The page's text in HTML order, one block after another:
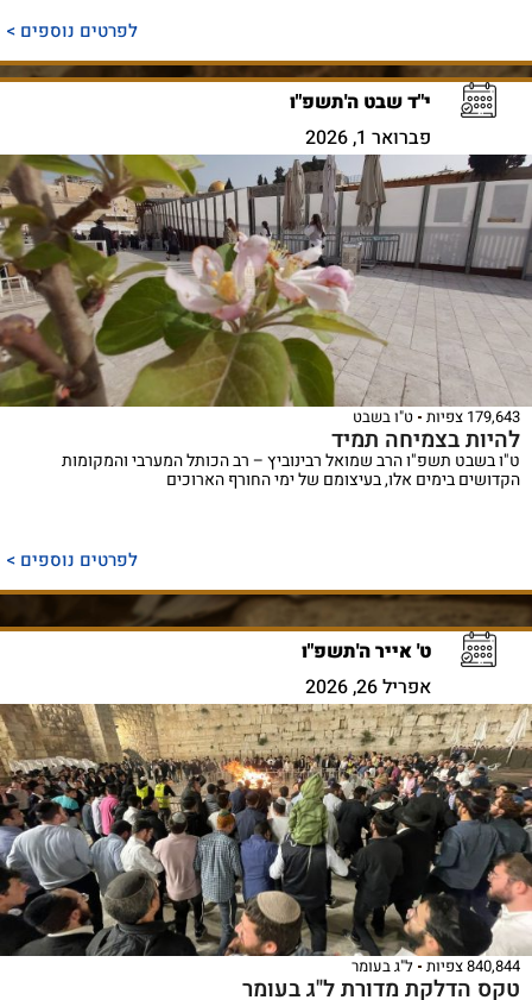
לפרטים נוספים >
י"ד שבט ה'תשפ"ו
פברואר 1, 2026
179,643 צפיות ט"ו בשבט
להיות בצמיחה תמיד
ט"ו בשבט תשפ"ו הרב שמואל רבינוביץ – רב הכותל המערבי והמקומות
הקדושים בימים אלו, בעיצומם של ימי החורף הארוכים
לפרטים נוספים >
ט' אייר ה'תשפ"ו
אפריל 26, 2026
840,844 צפיות ל"ג בעומר
טקס הדלקת מדורת ל"ג בעומר